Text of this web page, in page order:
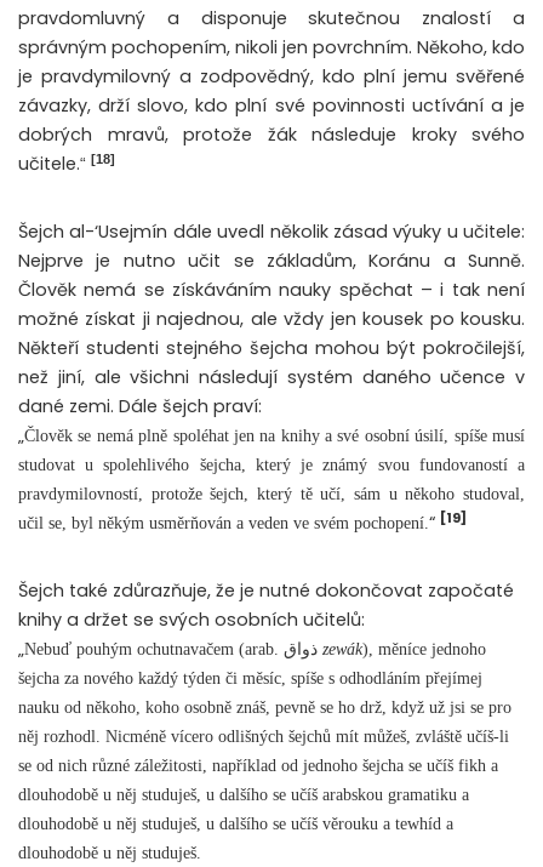
pravdomluvný a disponuje skutečnou znalostí a
správným pochopením, nikoli jen povrchním. Někoho, kdo
je pravdymilovný a zodpovědný, kdo plní jemu svěřené
závazky, drží slovo, kdo plní své povinnosti uctívání a je
dobrých mravů, protože žák následuje kroky svého
učitele.“ [18]
Šejch al-‘Usejmín dále uvedl několik zásad výuky u učitele:
Nejprve je nutno učit se základům, Koránu a Sunně.
Člověk nemá se získáváním nauky spěchat – i tak není
možné získat ji najednou, ale vždy jen kousek po kousku.
Někteří studenti stejného šejcha mohou být pokročilejší,
než jiní, ale všichni následují systém daného učence v
dané zemi. Dále šejch praví:
„Člověk se nemá plně spoléhat jen na knihy a své osobní úsilí, spíše musí
studovat u spolehlivého šejcha, který je známý svou fundovaností a
pravdymilovností, protože šejch, který tě učí, sám u někoho studoval,
učil se, byl někým usměrňován a veden ve svém pochopení. “ [19]
Šejch také zdůrazňuje, že je nutné dokončovat započaté
knihy a držet se svých osobních učitelů:
„
zewák), měníce jednoho
šejcha za nového každý týden či měsíc, spíše s odhodláním přejímej
nauku od někoho, koho osobně znáš, pevně se ho drž, když už jsi se pro
něj rozhodl. Nicméně vícero odlišných šejchů mít můžeš, zvláště učíš-li
se od nich různé záležitosti, například od jednoho šejcha se učíš fikh a
dlouhodobě u něj studuješ, u dalšího se učíš arabskou gramatiku a
dlouhodobě u něj studuješ, u dalšího se učíš věrouku a tewhíd a
dlouhodobě u něj studuješ.